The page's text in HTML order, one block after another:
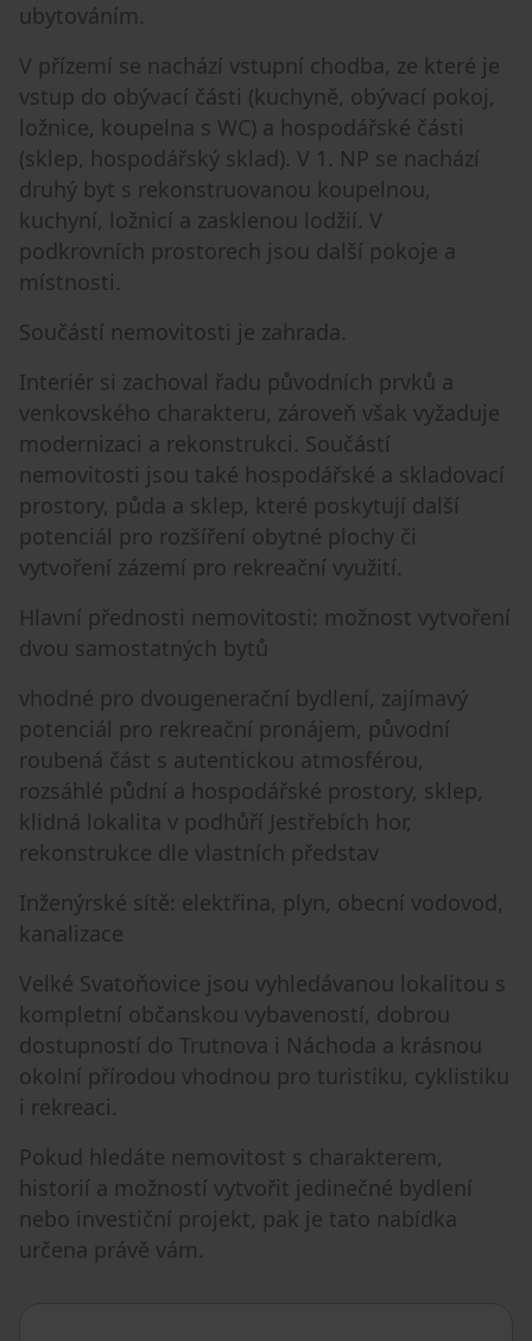
ubytováním.
V přízemí se nachází vstupní chodba, ze které je
vstup do obývací části (kuchyně, obývací pokoj,
ložnice, koupelna s WC) a hospodářské části
(sklep, hospodářský sklad). V 1. NP se nachází
druhý byt s rekonstruovanou koupelnou,
kuchyní, ložnicí a zasklenou lodžií. V
podkrovních prostorech jsou další pokoje a
místnosti.
Součástí nemovitosti je zahrada.
Interiér si zachoval řadu původních prvků a
venkovského charakteru, zároveň však vyžaduje
modernizaci a rekonstrukci. Součástí
nemovitosti jsou také hospodářské a skladovací
prostory, půda a sklep, které poskytují další
potenciál pro rozšíření obytné plochy či
vytvoření zázemí pro rekreační využití.
Hlavní přednosti nemovitosti: možnost vytvoření
dvou samostatných bytů
vhodné pro dvougenerační bydlení, zajímavý
potenciál pro rekreační pronájem, původní
roubená část s autentickou atmosférou,
rozsáhlé půdní a hospodářské prostory, sklep,
klidná lokalita v podhůří Jestřebích hor,
rekonstrukce dle vlastních představ
Inženýrské sítě: elektřina, plyn, obecní vodovod,
kanalizace
Velké Svatoňovice jsou vyhledávanou lokalitou s
kompletní občanskou vybaveností, dobrou
dostupností do Trutnova i Náchoda a krásnou
okolní přírodou vhodnou pro turistiku, cyklistiku
i rekreaci.
Pokud hledáte nemovitost s charakterem,
historií a možností vytvořit jedinečné bydlení
nebo investiční projekt, pak je tato nabídka
určena právě vám.